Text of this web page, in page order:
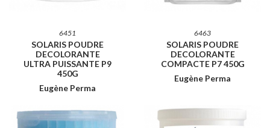
6451
SOLARIS POUDRE
DECOLORANTE
ULTRA PUISSANTE P9
450G
Eugène Perma
6463
SOLARIS POUDRE
DECOLORANTE
COMPACTE P7 450G
Eugène Perma